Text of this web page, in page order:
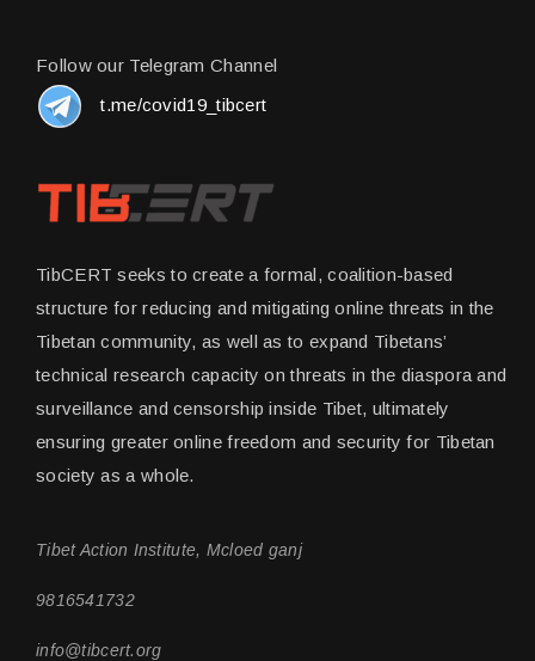
Follow our Telegram Channel
t.me/covid19_tibcert
TibCERT seeks to create a formal, coalition-based
structure for reducing and mitigating online threats in the
Tibetan community, as well as to expand Tibetans’
technical research capacity on threats in the diaspora and
surveillance and censorship inside Tibet, ultimately
ensuring greater online freedom and security for Tibetan
society as a whole.
Tibet Action Institute, Mcloed ganj
9816541732
info@tibcert.org